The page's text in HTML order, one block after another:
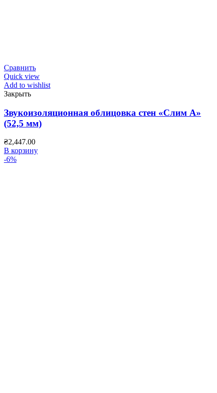
Сравнить
Quick view
Add to wishlist
Закрыть
Звукоизоляционная облицовка стен «Слим А»
(52,5 мм)
₴2,447.00
В корзину
-6%